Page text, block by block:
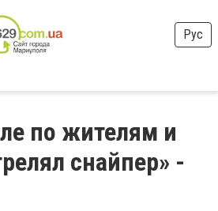
Рус
по жителям и
снайпер» -